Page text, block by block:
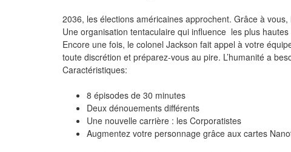
2036, les élections américaines approchent. Grâce à
Une organisation tentaculaire qui influence les plus
Encore une fois, le colonel Jackson fait appel à votre
toute discrétion et préparez-vous au pire. L’humanité a
Caractéristiques:
8 épisodes de 30 minutes
Deux dénouements différents
Une nouvelle carrière : les Corporatistes
Augmentez votre personnage grâce aux cartes